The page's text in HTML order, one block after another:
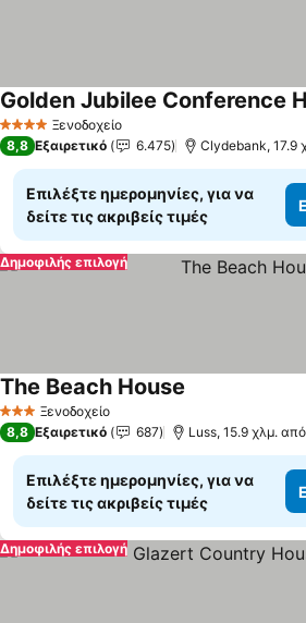
4 ΑστέριαΞενοδοχείο
Golden Jubilee Conference
8,8 Εξαιρετικό 6.475 Clydebank, 17.9
Επιλέξτε ημερομηνίες, για να
δείτε τις ακριβείς τιμές
Δημοφιλής επιλογή
3 ΑστέριαΞενοδοχείο
The Beach House
8,8 Εξαιρετικό 687 Luss, 15.9 χλμ.
Επιλέξτε ημερομηνίες, για να
δείτε τις ακριβείς τιμές
Δημοφιλής επιλογή